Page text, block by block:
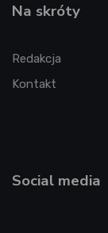
Na skróty
Redakcja
Kontakt
Social media